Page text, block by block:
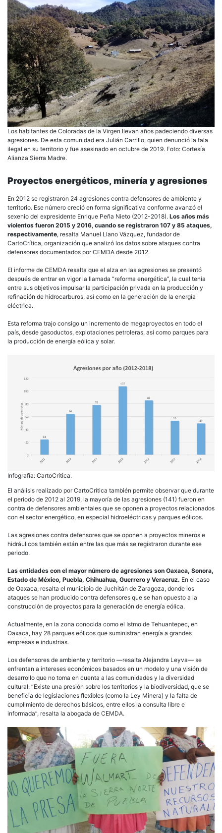
Los habitantes de Coloradas de la Virgen llevan años padeciendo diversas
agresiones. De esta comunidad era Julián Carrillo, quien denunció la tala
ilegal en su territorio y fue asesinado en octubre de 2019. Foto: Cortesía
Alianza Sierra Madre.
Proyectos energéticos, minería y agresiones
En 2012 se registraron 24 agresiones contra defensores de ambiente y
territorio. Ese número creció en forma significativa conforme avanzó el
sexenio del expresidente Enrique Peña Nieto (2012-2018). Los años más
violentos fueron 2015 y 2016, cuando se registraron 107 y 85 ataques,
respectivamente, resalta Manuel Llano Vázquez, fundador de
CartoCrítica, organización que analizó los datos sobre ataques contra
defensores documentados por CEMDA desde 2012.
El informe de CEMDA resalta que el alza en las agresiones se presentó
después de entrar en vigor la llamada “reforma energética”, la cual tenía
entre sus objetivos impulsar la participación privada en la producción y
refinación de hidrocarburos, así como en la generación de la energía
eléctrica.
Esta reforma trajo consigo un incremento de megaproyectos en todo el
país, desde gasoductos, explotaciones petroleras, así como parques para
la producción de energía eólica y solar.
Infografía: CartoCrítica.
El análisis realizado por CartoCrítica también permite observar que durante
el periodo de 2012 al 2019, la mayoría de las agresiones (141) fueron en
contra de defensores ambientales que se oponen a proyectos relacionados
con el sector energético, en especial hidroeléctricas y parques eólicos.
Las agresiones contra defensores que se oponen a proyectos mineros e
hidráulicos también están entre las que más se registraron durante ese
periodo.
Las entidades con el mayor número de agresiones son Oaxaca, Sonora,
Estado de México, Puebla, Chihuahua, Guerrero y Veracruz. En el caso
de Oaxaca, resalta el municipio de Juchitán de Zaragoza, donde los
ataques se han producido contra defensores que se han opuesto a la
construcción de proyectos para la generación de energía eólica.
Actualmente, en la zona conocida como el Istmo de Tehuantepec, en
Oaxaca, hay 28 parques eólicos que suministran energía a grandes
empresas e industrias.
Los defensores de ambiente y territorio —resalta Alejandra Leyva— se
enfrentan a intereses económicos basados en un modelo y una visión de
desarrollo que no toma en cuenta a las comunidades y la diversidad
cultural. “Existe una presión sobre los territorios y la biodiversidad, que se
beneficia de legislaciones flexibles (como la Ley Minera) y la falta de
cumplimiento de derechos básicos, entre ellos la consulta libre e
informada”, resalta la abogada de CEMDA.